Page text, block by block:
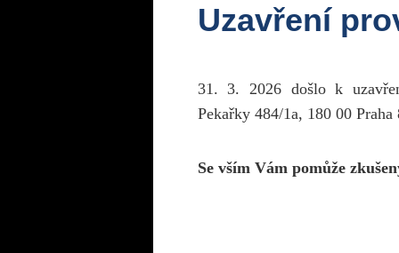
Uzavření
31. 3. 2026 došlo k
Pekařky 484/1a, 180 00 Praha
Se vším Vám pomůže